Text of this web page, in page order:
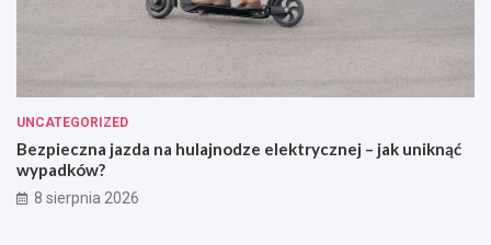
UNCATEGORIZED
Bezpieczna jazda na hulajnodze elektrycznej – jak uniknąć
wypadków?
8 sierpnia 2026